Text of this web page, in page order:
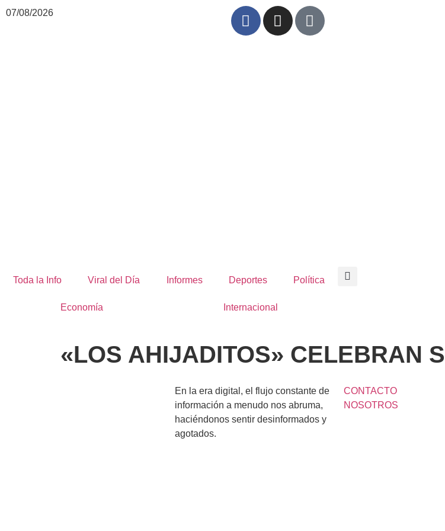
07/08/2026
Toda la Info Viral del Día Informes Deportes Política
Economía Internacional
«LOS AHIJADITOS» CELEBRAN
En la era digital, el flujo constante de
información a menudo nos abruma,
haciéndonos sentir desinformados y
agotados.
CONTACTO
NOSOTROS